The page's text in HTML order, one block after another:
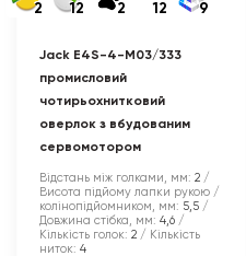
2 12 2 12 9
Jack E4S-4-M03/333
промисловий
чотирьохнитковий
оверлок з вбудованим
сервомотором
Відстань між голками, мм: 2
Висота підйому лапки рукою /
колінопідйомником, мм: 5,5
Довжина стібка, мм: 4,6
Кількість голок: 2
Кількість
ниток: 4